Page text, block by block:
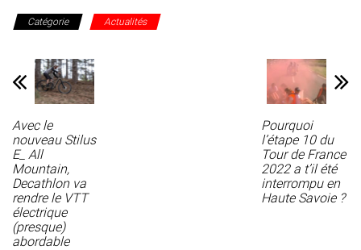
Catégorie Actualités
Avec le
nouveau Stilus
E_ All
Mountain,
Decathlon va
rendre le VTT
électrique
(presque)
abordable
Pourquoi
l’étape 10 du
Tour de France
2022 a t’il été
interrompu en
Haute Savoie ?